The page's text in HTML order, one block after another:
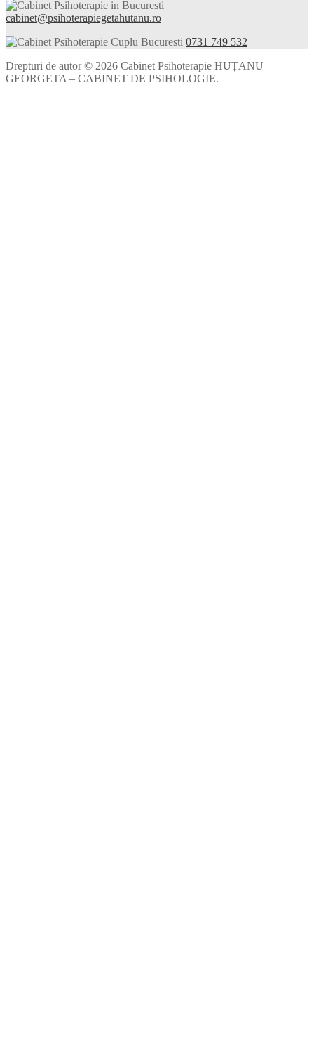
cabinet@psihoterapiegetahutanu.ro
0731 749 532
Drepturi de autor © 2026 Cabinet Psihoterapie HUȚANU
GEORGETA – CABINET DE PSIHOLOGIE.